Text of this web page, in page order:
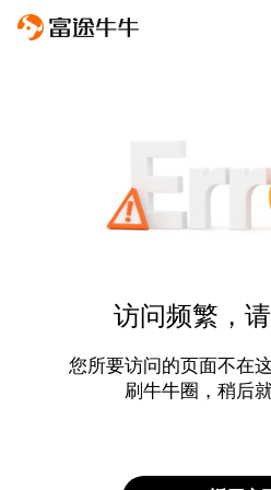
访问频繁，
您所要访问的页面不在
刷牛牛圈，稍后